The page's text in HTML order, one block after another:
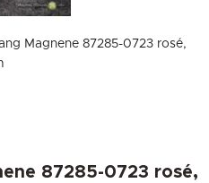
Magnene 87285-0723 rosé,
87285-0723 rosé,